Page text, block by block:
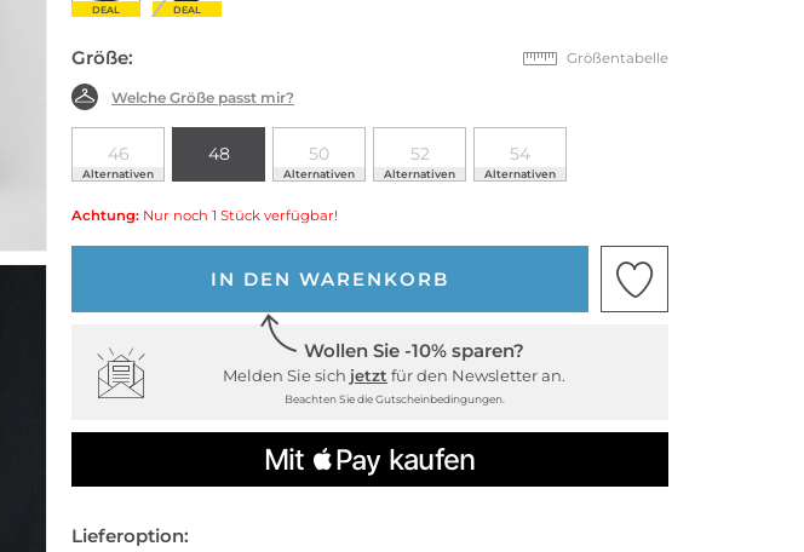
DEAL DEAL
Größe: Größentabelle
Welche Größe passt mir?
46
Alternativen
48 50
Alternativen
52
Alternativen
54
Alternativen
Achtung: Nur noch 1 Stück verfügbar!
IN DEN WARENKORB
Wollen Sie -10% sparen?
Melden Sie sich jetzt für den Newsletter an.
Beachten Sie die Gutscheinbedingungen.
Lieferoption: